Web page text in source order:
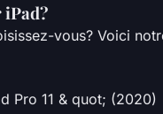
vous? Voici
Pro 11 & quot; (2020)